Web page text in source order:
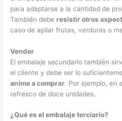
para adaptarse a la cantidad de
También debe resistir otros
caso de apilar frutas, verduras o
Vender
El embalaje secundario también
el cliente y debe ser lo
anime a comprar. Por ejemplo, en
refresco de doce unidades.
¿Qué es el embalaje terciario?